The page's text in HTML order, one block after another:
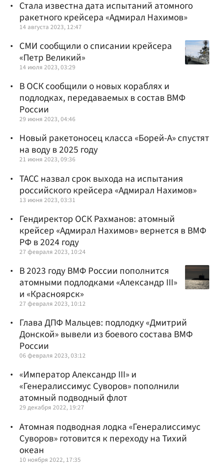
Стала известна дата испытаний атомного
ракетного крейсера «Адмирал Нахимов»
14 августа 2023, 12:47
СМИ сообщили о списании крейсера
«Петр Великий»
14 июля 2023, 03:29
В ОСК сообщили о новых кораблях и
подлодках, передаваемых в состав ВМФ
России
29 июня 2023, 04:46
Новый ракетоносец класса «Борей-А» спустят
на воду в 2025 году
21 июня 2023, 09:36
ТАСС назвал срок выхода на испытания
российского крейсера «Адмирал Нахимов»
13 июня 2023, 03:31
Гендиректор ОСК Рахманов: атомный
крейсер «Адмирал Нахимов» вернется в ВМФ
РФ в 2024 году
27 февраля 2023, 10:24
В 2023 году ВМФ России пополнится
атомными подлодками «Александр III»
и «Красноярск»
27 февраля 2023, 10:12
Глава ДПФ Мальцев: подлодку «Дмитрий
Донской» вывели из боевого состава ВМФ
России
06 февраля 2023, 03:12
«Император Александр III» и
«Генералиссимус Суворов» пополнили
атомный подводный флот
29 декабря 2022, 19:27
Атомная подводная лодка «Генералиссимус
Суворов» готовится к переходу на Тихий
океан
10 ноября 2022, 17:35